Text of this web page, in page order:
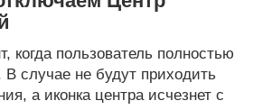
когда пользователь полностью
В случае не будут приходить
а иконка центра исчезнет с